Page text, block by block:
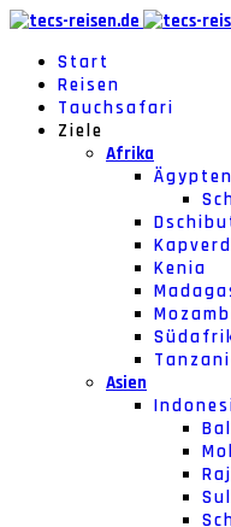
Start
Reisen
Tauchsafari
Ziele
Afrika
Ägypten
Kenia
Asien